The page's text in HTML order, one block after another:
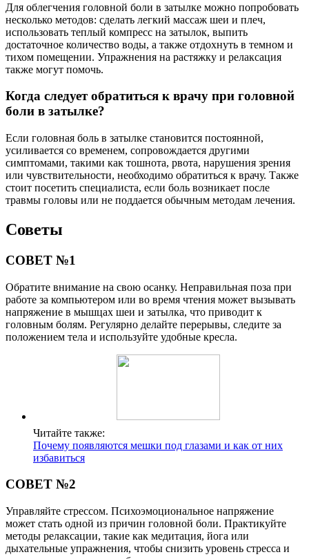
Для облегчения головной боли в затылке можно попробовать
несколько методов: сделать легкий массаж шеи и плеч,
использовать теплый компресс на затылок, выпить
достаточное количество воды, а также отдохнуть в темном и
тихом помещении. Упражнения на растяжку и релаксация
также могут помочь.
Когда следует обратиться к врачу при головной
боли в затылке?
Если головная боль в затылке становится постоянной,
усиливается со временем, сопровождается другими
симптомами, такими как тошнота, рвота, нарушения зрения
или чувствительности, необходимо обратиться к врачу. Также
стоит посетить специалиста, если боль возникает после
травмы головы или не поддается обычным методам лечения.
Советы
СОВЕТ №1
Обратите внимание на свою осанку. Неправильная поза при
работе за компьютером или во время чтения может вызывать
напряжение в мышцах шеи и затылка, что приводит к
головным болям. Регулярно делайте перерывы, следите за
положением тела и используйте удобные кресла.
Читайте также:
Почему появляются мешки под глазами и как от них
избавиться
СОВЕТ №2
Управляйте стрессом. Психоэмоциональное напряжение
может стать одной из причин головной боли. Практикуйте
методы релаксации, такие как медитация, йога или
дыхательные упражнения, чтобы снизить уровень стресса и